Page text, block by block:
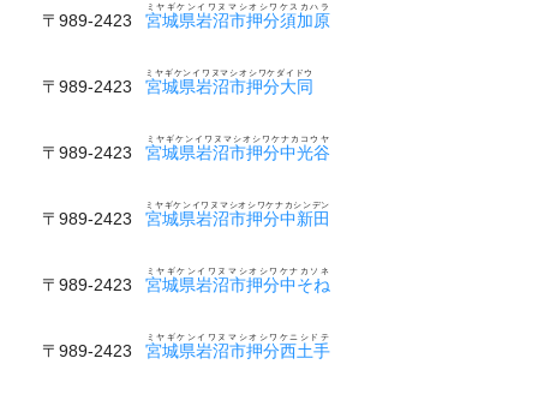
〒989-2423 宮城県岩沼市押分須加原
ミヤギケンイワヌマシオシワケスカハラ
〒989-2423 宮城県岩沼市押分大同
ミヤギケンイワヌマシオシワケダイドウ
〒989-2423 宮城県岩沼市押分中光谷
ミヤギケンイワヌマシオシワケナカコウヤ
〒989-2423 宮城県岩沼市押分中新田
ミヤギケンイワヌマシオシワケナカシンデン
〒989-2423 宮城県岩沼市押分中そね
ミヤギケンイワヌマシオシワケナカソネ
〒989-2423 宮城県岩沼市押分西土手
ミヤギケンイワヌマシオシワケニシドテ